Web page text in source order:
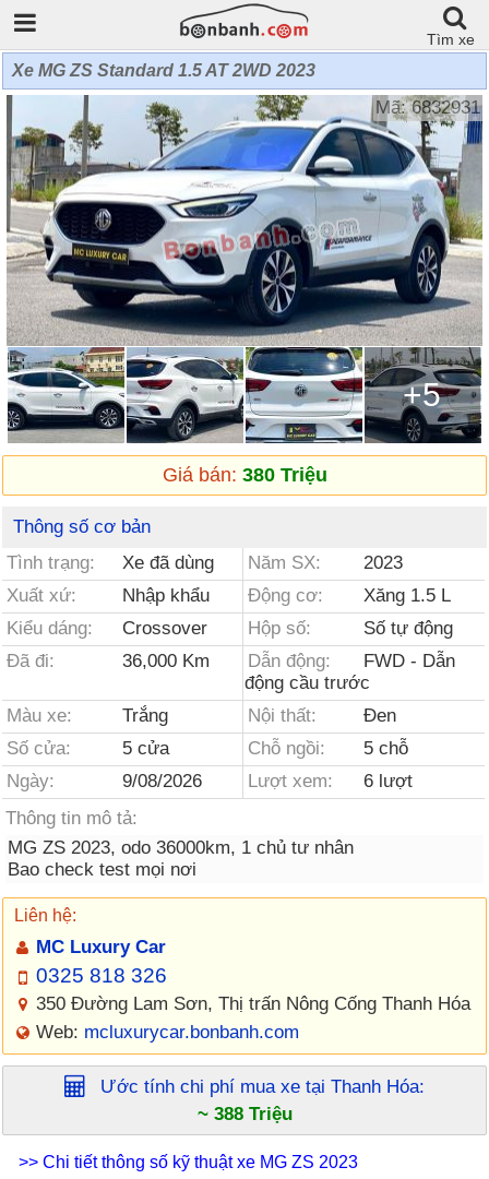
Tìm xe
Xe MG ZS Standard 1.5 AT 2WD 2023
Mã: 6832931
+5
Giá bán: 380 Triệu
Thông số cơ bản
Tình trạng:
Xe đã dùng Năm SX:
2023
Xuất xứ:
Nhập khẩu Động cơ:
Xăng 1.5 L
Kiểu dáng:
Crossover Hộp số:
Số tự động
Đã đi:
36,000 Km Dẫn động:
FWD - Dẫn
động cầu trước
Màu xe:
Trắng Nội thất:
Đen
Số cửa:
5 cửa Chỗ ngồi:
5 chỗ
Ngày:
9/08/2026 Lượt xem:
6 lượt
Thông tin mô tả:
MG ZS 2023, odo 36000km, 1 chủ tư nhân
Bao check test mọi nơi
Liên hệ:
MC Luxury Car
0325 818 326
350 Đường Lam Sơn, Thị trấn Nông Cống Thanh Hóa
Web: mcluxurycar.bonbanh.com
Ước tính chi phí mua xe tại Thanh Hóa:
~ 388 Triệu
>> Chi tiết thông số kỹ thuật xe MG ZS 2023